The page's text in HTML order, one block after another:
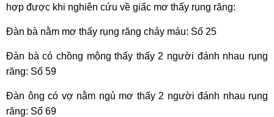
hợp được khi nghiên cứu về giấc mơ thấy rụng răng:
Đàn bà nằm mơ thấy rụng răng chảy máu: Số 25
Đàn bà có chồng mộng thấy thấy 2 người đánh nhau rụng
răng: Số 59
Đàn ông có vợ nằm ngủ mơ thấy 2 người đánh nhau rụng
răng: Số 69